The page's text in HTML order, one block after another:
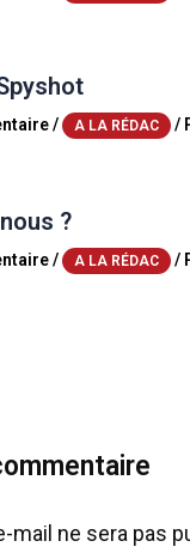
/ A LA RÉDAC /
?
/ A LA RÉDAC /
mail ne sera pas